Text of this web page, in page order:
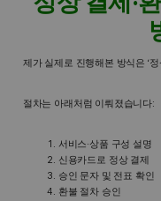
제가 실제로 진행해본 방식은 ‘
절차는 아래처럼 이뤄졌습니다:
서비스·상품 구성 설명
신용카드로 정상 결제
승인 문자 및 전표 확인
환불 절차 승인